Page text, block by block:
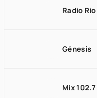
Radio Rio
Génesis
Mix 102.7